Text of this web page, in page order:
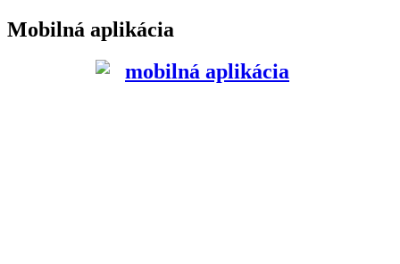
Mobilná aplikácia